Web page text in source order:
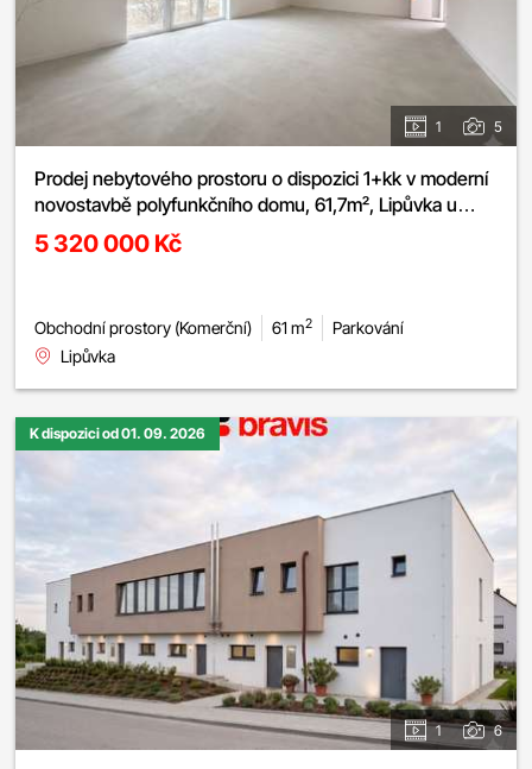
1 5
Prodej nebytového prostoru o dispozici 1+kk v moderní
novostavbě polyfunkčního domu, 61,7m², Lipůvka u
Brna, parkovací stání v ceně
5 320 000 Kč
Obchodní prostory (Komerční) 61 m2
Parkování
Lipůvka
K dispozici od 01. 09. 2026
1 6